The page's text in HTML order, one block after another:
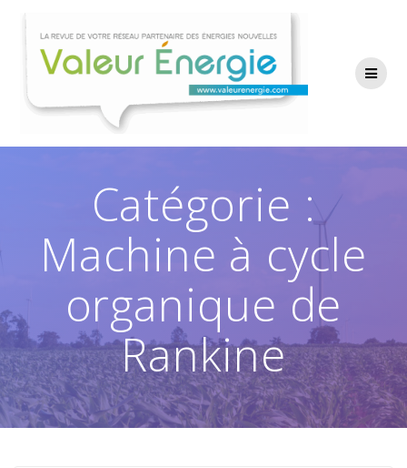
contenu
Catégorie :
Machine à cycle
organique de
Rankine